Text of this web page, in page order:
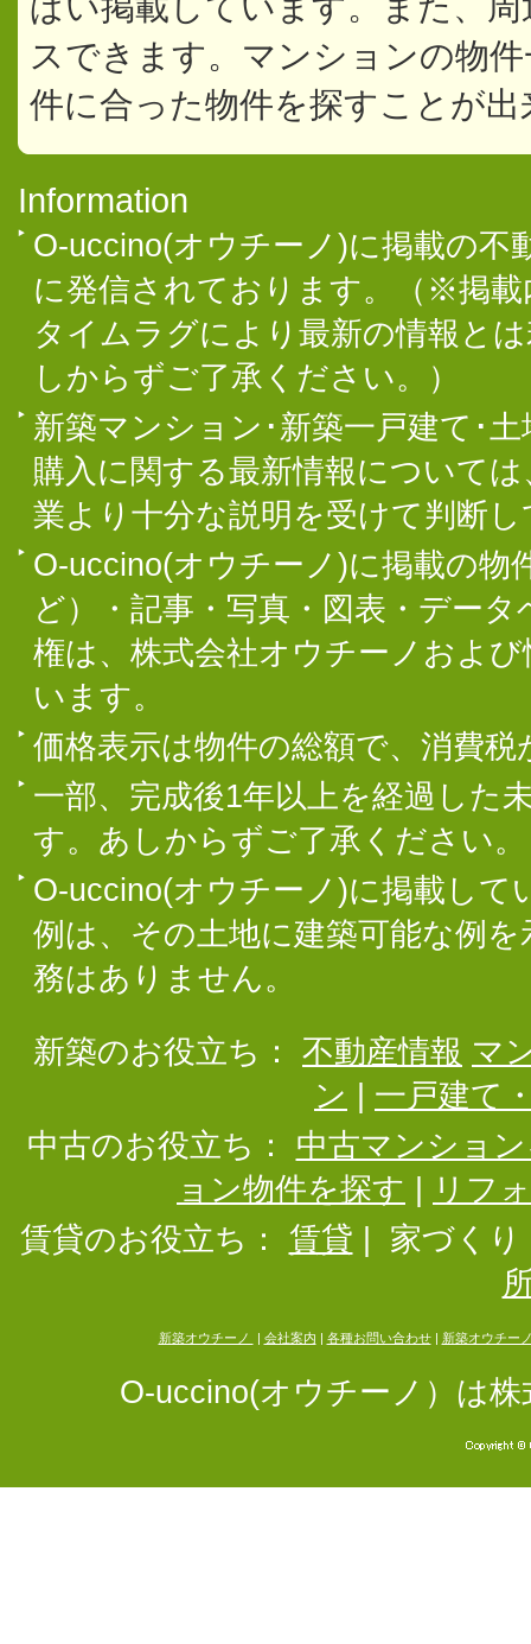
スできます。マンションの物
件に合った物件を探すことが出
Information
O-uccino(オウチーノ)に掲載の不
に発信されております。（※掲
タイムラグにより最新の情報と
しからずご了承ください。）
新築マンション･新築一戸建て･
購入に関する最新情報について
業より十分な説明を受けて判断
O-uccino(オウチーノ)に掲載の物
ど）・記事・写真・図表・デー
権は、株式会社オウチーノおよ
います。
価格表示は物件の総額で、消費
一部、完成後1年以上を経過した
す。あしからずご了承ください。
O-uccino(オウチーノ)に掲載して
例は、その土地に建築可能な例
務はありません。
新築のお役立ち： 不動産情報 マ
ン
一戸建て
中古のお役立ち：
中古マンショ
ョン物件を探す
リフ
賃貸のお役立ち：
賃貸
家づくり
新築オウチーノ 会社案内 各種お問い合わせ| 新築オウチー
O-uccino(オウチーノ）は